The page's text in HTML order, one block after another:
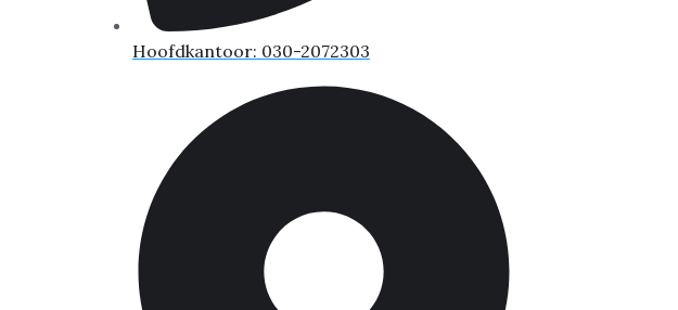
Hoofdkantoor: 030-2072303